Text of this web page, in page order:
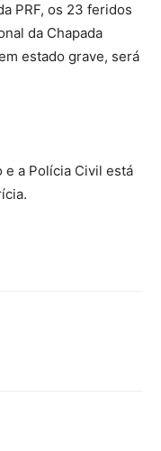
PRF, os 23 feridos
da Chapada
estado grave, será
a Polícia Civil está